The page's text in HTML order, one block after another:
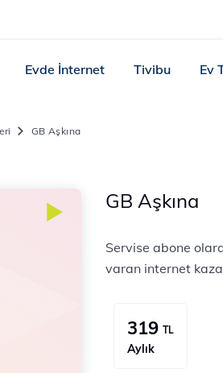
Evde İnternet Tivibu Ev
GB Aşkına
GB Aşkına
Servise abone
varan internet
319 TL
Aylık